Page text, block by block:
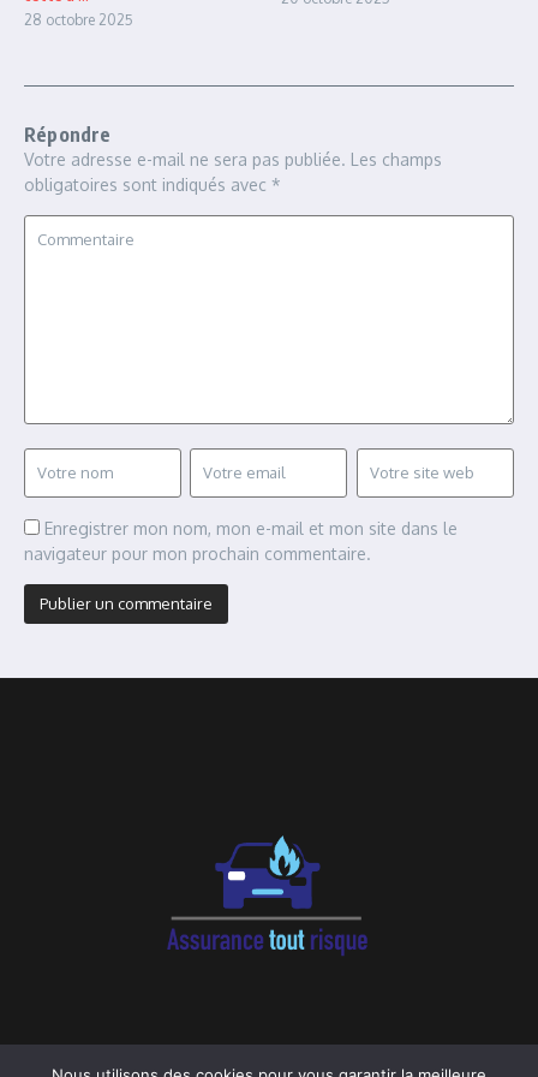
28 octobre 2025
Répondre
Votre adresse e-mail ne sera pas publiée. Les champs
obligatoires sont indiqués avec *
Enregistrer mon nom, mon e-mail et mon site dans le
navigateur pour mon prochain commentaire.